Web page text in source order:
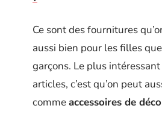
Ce sont des fournitures
aussi bien pour les filles
garçons. Le plus intéressant
articles, c’est qu’on peut
commeaccessoires de